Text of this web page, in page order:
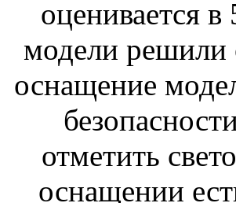
оценивается
модели решили
оснащение
отметить
оснащении